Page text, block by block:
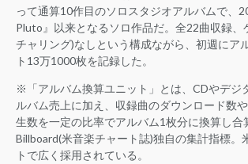
って通算10作目のソロスタジオアルバムで、
Pluto』以来となるソロ作品だ。全22曲収録、
チャリング)なしという構成ながら、初週にア
ト13万1000枚を記録した。
※「アルバム換算ユニット」とは、CDやデジ
ルバム売上に加え、収録曲のダウンロード数
生数を一定の比率でアルバム1枚分に換算し合
Billboard(米音楽チャート誌)独自の集計指標。
トで広く採用されている。